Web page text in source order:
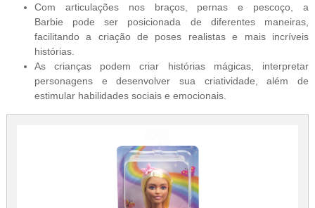
Com articulações nos braços, pernas e pescoço, a
Barbie pode ser posicionada de diferentes maneiras,
facilitando a criação de poses realistas e mais incríveis
histórias.
As crianças podem criar histórias mágicas, interpretar
personagens e desenvolver sua criatividade, além de
estimular habilidades sociais e emocionais.